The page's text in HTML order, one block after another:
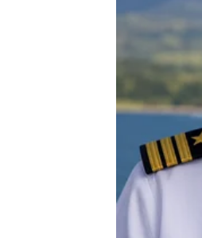
POSAO
VAŠU
Na poslovnom
Iako ste u
sada dolazi
Pred vama je